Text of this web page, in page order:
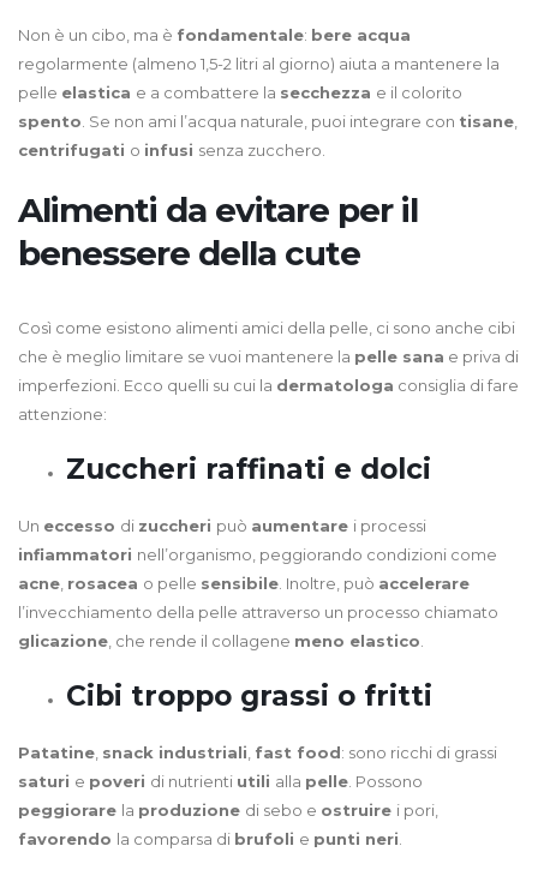
Non è un cibo, ma è fondamentale: bere acqua
regolarmente (almeno 1,5-2 litri al giorno) aiuta a mantenere la
pelle elastica e a combattere la secchezza e il colorito
spento . Se non ami l’acqua naturale, puoi integrare con tisane
centrifugati o infusi senza zucchero.
Alimenti da evitare per il
benessere della cute
Così come esistono alimenti amici della pelle, ci sono anche cibi
che è meglio limitare se vuoi mantenere la pelle sana e priva di
imperfezioni. Ecco quelli su cui la dermatologa consiglia di fare
attenzione:
Zuccheri raffinati e dolci
Un eccesso di zuccheri può aumentare i processi
infiammatori nell’organismo, peggiorando condizioni come
acne rosacea o pelle sensibile . Inoltre, può accelerare
l’invecchiamento della pelle attraverso un processo chiamato
glicazione , che rende il collagene meno elastico
Cibi troppo grassi o fritti
Patatine snack industriali fast food: sono ricchi di grassi
saturi e poveri di nutrienti utili alla pelle . Possono
peggiorare la produzione di sebo e ostruire i pori,
favorendo la comparsa di brufoli e punti neri